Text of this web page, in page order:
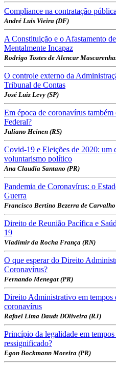
Compliance na contratação
André Luis Vieira (DF)
A Constituição e o Afastamento
Mentalmente Incapaz
Rodrigo Tostes de Alencar
O controle externo da
Tribunal de Contas
José Luiz Levy (SP)
Em época de coronavírus
Federal?
Juliano Heinen (RS)
Covid-19 e Eleições de 2020: um
voluntarismo político
Ana Claudia Santano (PR)
Pandemia de Coronavírus: o
Guerra
Francisco Bertino Bezerra de
Direito de Reunião Pacífica e
19
Vladimir da Rocha França (RN)
O que esperar do Direito
Coronavírus?
Fernando Menegat (PR)
Direito Administrativo em tempos
coronavírus
Rafael Lima Daudt DOliveira (RJ)
Princípio da legalidade em
ressignificado?
Egon Bockmann Moreira (PR)